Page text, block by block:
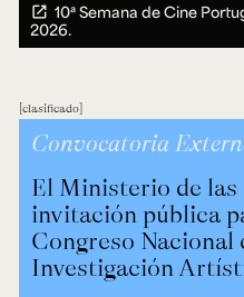
10ª Semana de Cine
2026.
clasificado
El Ministerio de
invitación pública
Congreso
Investigación
Convocatoria